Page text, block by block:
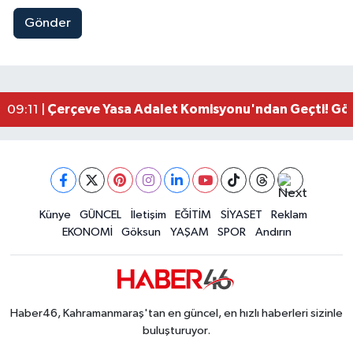
Gönder
17:19 |Kahramanmaraşlı İşçi Adana'daki Tünel
09:11 | Çerçeve Yasa Adalet Komisyonu'ndan Geçti!
09:04 |Kahramanmaraş'taki Okul Saldırısı TBMM
Kahramanmaraş'ta Pusula Maraş Eğitim
Kahramanmaraş'ta Tarım İçin Su Seferberliği
20:02 |Kahramanmaraş'ta 5 Kilometrelik Yolda Sıcak
Künye GÜNCEL İletişim EĞİTİM SİYASET
Reklam
EKONOMİ
Göksun YAŞAM SPOR Andırın
Haber46, Kahramanmaraş'tan en güncel, en hızlı haberleri sizinle
buluşturuyor.